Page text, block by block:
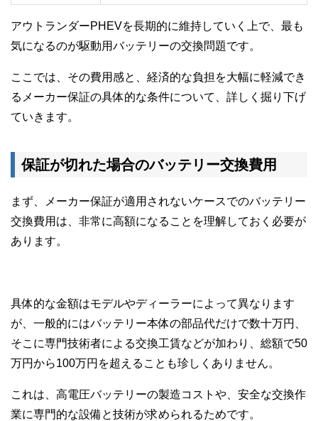
アウトランダーPHEVを長期的に維持していく上で、最も
気になるのが駆動用バッテリーの交換問題です。
ここでは、その費用感と、経済的な負担を大幅に軽減でき
るメーカー保証の具体的な条件について、詳しく掘り下げ
ていきます。
保証が切れた場合のバッテリー交換費用
まず、メーカー保証が適用されないケースでのバッテリー
交換費用は、非常に高額になることを理解しておく必要が
あります。
具体的な金額はモデルやディーラーによって異なります
が、一般的にはバッテリー本体の部品代だけで数十万円、
そこに専門技術者による交換工賃などが加わり、総額で50
万円から100万円を超えることも珍しくありません。
これは、高電圧バッテリーの製造コストや、安全な交換作
業に専門的な設備と技術が求められるためです。